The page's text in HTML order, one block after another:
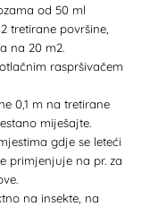
od 50 ml
tretirane površine,
na 20 m2.
raspršivačem
0,1 m na tretirane
miješajte.
gdje se leteći
primjenjuje na pr. za
na insekte, na